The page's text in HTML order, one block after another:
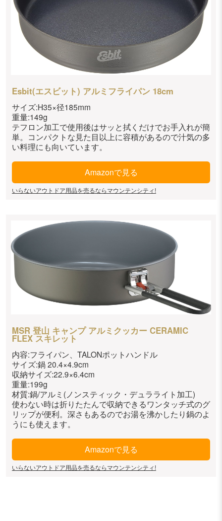
Esbit(エスビット) アルミフライパン 18cm
サイズ:H35×径185mm
重量:149g
テフロン加工で使用後はサッと拭くだけでお手入れが簡
単。コンパクトな見た目以上に容積があるので汁気の多
い料理にも向いています。
Amazonで見る
いらないアウトドア用品を売るならマウンテンシティ!
MSR 登山 キャンプ アルミクッカー CERAMIC
FLEX スキレット
内容:フライパン、TALONポットハンドル
サイズ:鍋 20.4×4.9cm
収納サイズ:22.9×6.4cm
重量:199g
材質:鍋/アルミ(ノンスティック・デュラライト加工)
使わない時は折りたたんで収納できるワンタッチ式のグ
リップが便利。深さもあるのでお湯を沸かしたり鍋のよ
うにも使えます。
Amazonで見る
いらないアウトドア用品を売るならマウンテンシティ!